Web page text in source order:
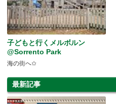
子どもと行くメルボルン
@Sorrento Park
海の街へ✩
最新記事